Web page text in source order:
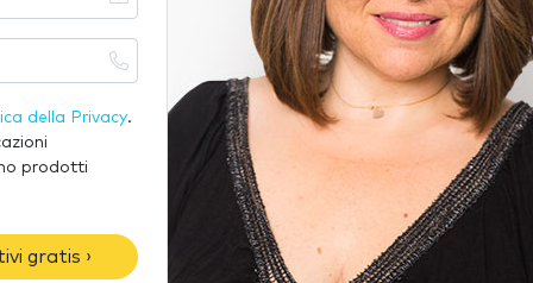
della Privacy.
prodotti
gratis ›